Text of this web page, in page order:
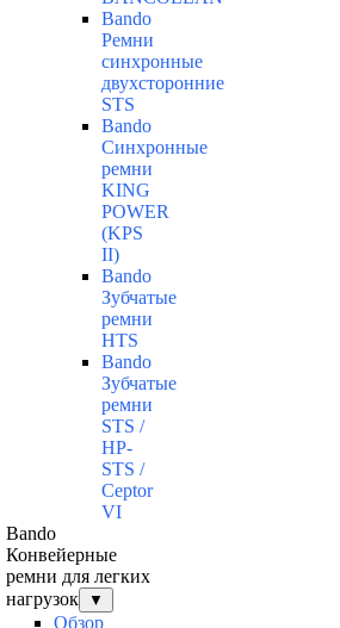
Bando
Ремни
синхронные
двухсторонние
STS
Bando
Синхронные
ремни
KING
POWER
(KPS
II)
Bando
Зубчатые
ремни
HTS
Bando
Зубчатые
ремни
STS /
HP-
STS /
Ceptor
VI
Bando
Конвейерные
ремни для легких
нагрузок
▼
Обзор